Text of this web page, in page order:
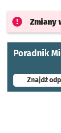
Zmiany
Poradnik
Znajdź